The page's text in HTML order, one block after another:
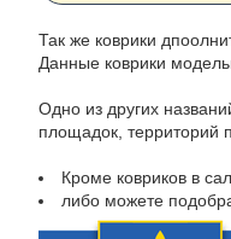
Так же коврики
Данные коврики
Одно из других
площадок, территорий
Кроме ковриков в
либо можете